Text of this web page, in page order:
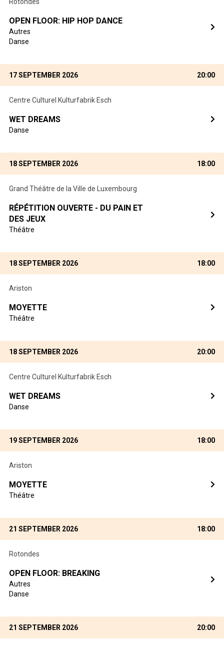
OPEN FLOOR: HIP HOP DANCE
Autres
Danse
17 SEPTEMBER 2026 20:00
Centre Culturel Kulturfabrik Esch
WET DREAMS
Danse
18 SEPTEMBER 2026 18:00
Grand Théâtre de la Ville de Luxembourg
RÉPÉTITION OUVERTE - DU PAIN ET
DES JEUX
Théâtre
18 SEPTEMBER 2026 18:00
Ariston
MOYETTE
Théâtre
18 SEPTEMBER 2026 20:00
Centre Culturel Kulturfabrik Esch
WET DREAMS
Danse
19 SEPTEMBER 2026 18:00
Ariston
MOYETTE
Théâtre
21 SEPTEMBER 2026 18:00
Rotondes
OPEN FLOOR: BREAKING
Autres
Danse
21 SEPTEMBER 2026 20:00